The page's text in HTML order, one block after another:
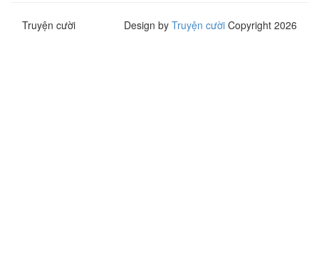
Truyện cười Design by Truyện cười Copyright 2026